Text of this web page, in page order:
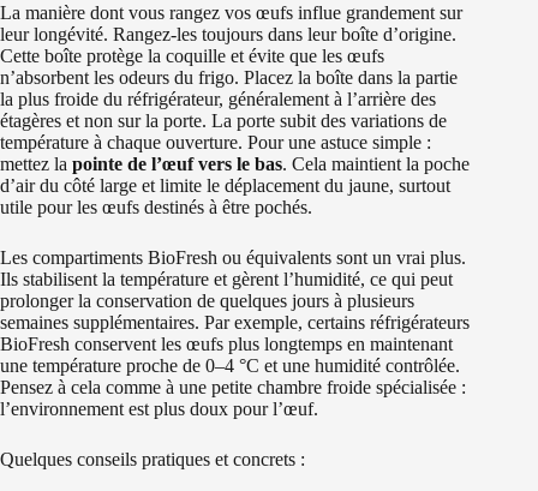
La manière dont vous rangez vos œufs influe grandement sur
leur longévité. Rangez-les toujours dans leur boîte d’origine.
Cette boîte protège la coquille et évite que les œufs
n’absorbent les odeurs du frigo. Placez la boîte dans la partie
la plus froide du réfrigérateur, généralement à l’arrière des
étagères et non sur la porte. La porte subit des variations de
température à chaque ouverture. Pour une astuce simple :
mettez la pointe de l’œuf vers le bas. Cela maintient la poche
d’air du côté large et limite le déplacement du jaune, surtout
utile pour les œufs destinés à être pochés.
Les compartiments BioFresh ou équivalents sont un vrai plus.
Ils stabilisent la température et gèrent l’humidité, ce qui peut
prolonger la conservation de quelques jours à plusieurs
semaines supplémentaires. Par exemple, certains réfrigérateurs
BioFresh conservent les œufs plus longtemps en maintenant
une température proche de 0–4 °C et une humidité contrôlée.
Pensez à cela comme à une petite chambre froide spécialisée :
l’environnement est plus doux pour l’œuf.
Quelques conseils pratiques et concrets :